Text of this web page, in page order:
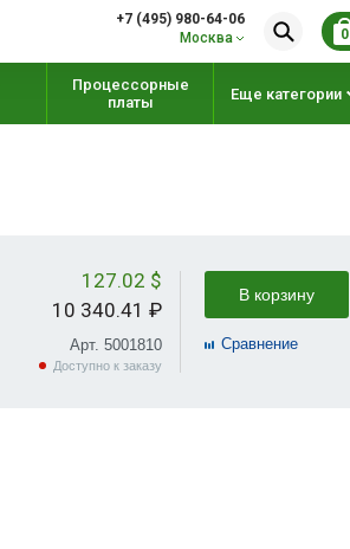
+7 (495) 980-64-06
Москва
0
Процессорные
платы
Еще категории
127.02 $
10 340.41 ₽
Арт. 5001810
Доступно к заказу
В корзину
Cравнение